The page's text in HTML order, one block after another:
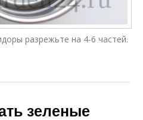
разрежьте на 4-6 частей.
зеленые